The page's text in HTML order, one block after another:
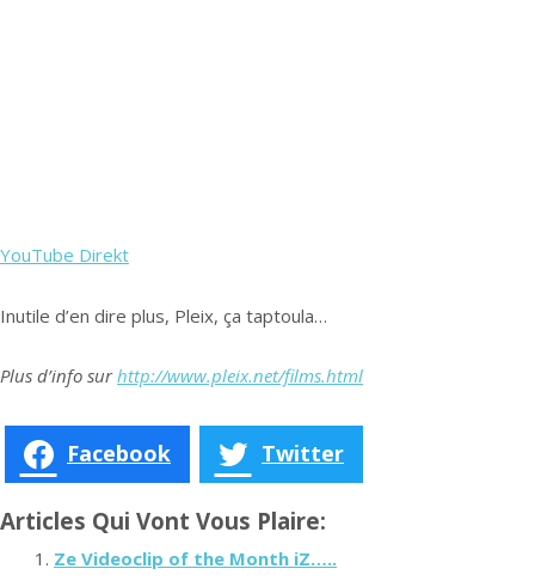
YouTube Direkt
Inutile d’en dire plus, Pleix, ça taptoula…
Plus d’info surhttp://www.pleix.net/films.html
Facebook Twitter
Articles Qui Vont Vous Plaire:
Ze Videoclip of the Month iZ…..